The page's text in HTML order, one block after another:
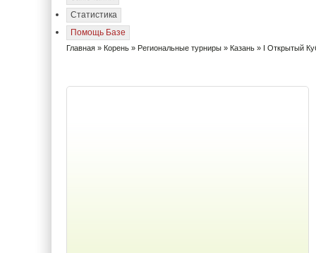
Статистика
Помощь Базе
Главная » Корень » Региональные турниры » Казань » I Открытый